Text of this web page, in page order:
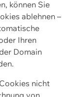
können Sie
ablehnen –
Ihren
Domain
nicht